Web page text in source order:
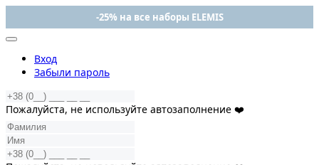
-25% на все наборы ELEMIS
Вход
Забыли пароль
Пожалуйста, не используйте автозаполнение ❤️